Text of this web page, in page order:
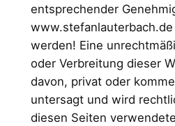
entsprechender
werden! Eine
oder Verbreitung dieser
davon, privat oder
untersagt und wird
diesen Seiten